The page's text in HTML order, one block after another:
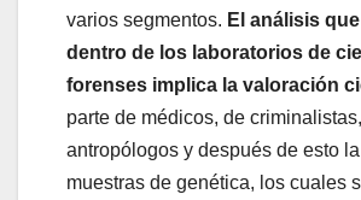
varios segmentos. El análisis
dentro de los laboratorios de
forenses implica la valoración
parte de médicos, de criminalistas,
antropólogos y después de esto
muestras de genética, los cuales